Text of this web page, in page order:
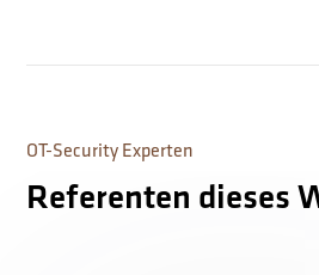
OT-Security Experten
Referenten dieses